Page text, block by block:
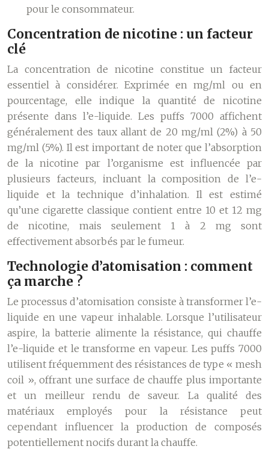
pour le consommateur.
Concentration de nicotine : un facteur
clé
La concentration de nicotine constitue un facteur
essentiel à considérer. Exprimée en mg/ml ou en
pourcentage, elle indique la quantité de nicotine
présente dans l’e-liquide. Les puffs 7000 affichent
généralement des taux allant de 20 mg/ml (2%) à 50
mg/ml (5%). Il est important de noter que l’absorption
de la nicotine par l’organisme est influencée par
plusieurs facteurs, incluant la composition de l’e-
liquide et la technique d’inhalation. Il est estimé
qu’une cigarette classique contient entre 10 et 12 mg
de nicotine, mais seulement 1 à 2 mg sont
effectivement absorbés par le fumeur.
Technologie d’atomisation : comment
ça marche ?
Le processus d’atomisation consiste à transformer l’e-
liquide en une vapeur inhalable. Lorsque l’utilisateur
aspire, la batterie alimente la résistance, qui chauffe
l’e-liquide et le transforme en vapeur. Les puffs 7000
utilisent fréquemment des résistances de type « mesh
coil », offrant une surface de chauffe plus importante
et un meilleur rendu de saveur. La qualité des
matériaux employés pour la résistance peut
cependant influencer la production de composés
potentiellement nocifs durant la chauffe.